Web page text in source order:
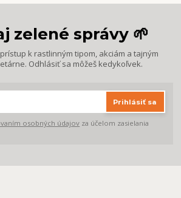
zelené správy 🌱
k rastlinným tipom, akciám a tajným
Odhlásiť sa môžeš kedykoľvek.
Prihlásiť sa
osobných údajov za účelom zasielania